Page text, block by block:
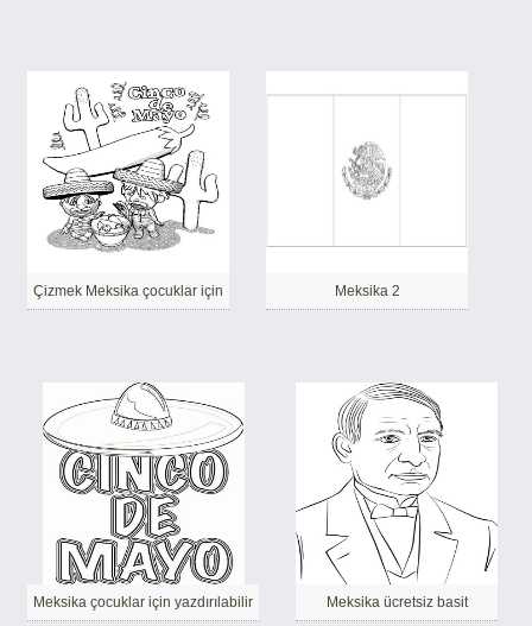
Çizmek Meksika çocuklar için Meksika 2
Meksika çocuklar için yazdırılabilir Meksika ücretsiz basit